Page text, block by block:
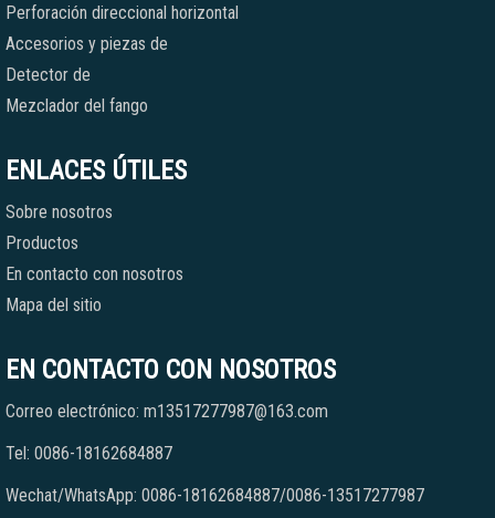
Perforación direccional horizontal
Accesorios y piezas de
Detector de
Mezclador del fango
ENLACES ÚTILES
Sobre nosotros
Productos
En contacto con nosotros
Mapa del sitio
EN CONTACTO CON NOSOTROS
Correo electrónico: m13517277987@163.com
Tel: 0086-18162684887
Wechat/WhatsApp: 0086-18162684887/0086-13517277987